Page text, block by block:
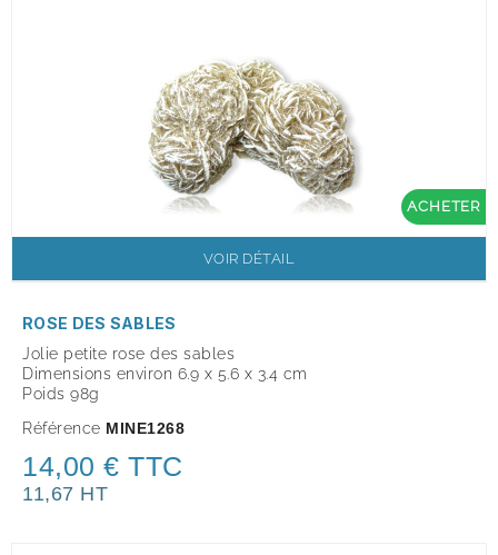
ACHETER
VOIR DÉTAIL
ROSE DES SABLES
Jolie petite rose des sables
Dimensions environ 6.9 x 5.6 x 3.4 cm
Poids 98g
Référence MINE1268
14,00 € TTC
11,67 HT